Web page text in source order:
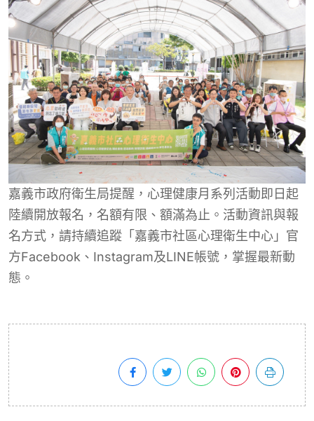
嘉義市政府衛生局提醒，心理健康月系列活動即日起
陸續開放報名，名額有限、額滿為止。活動資訊與報
名方式，請持續追蹤「嘉義市社區心理衛生中心」官
方Facebook、Instagram及LINE帳號，掌握最新動
態。